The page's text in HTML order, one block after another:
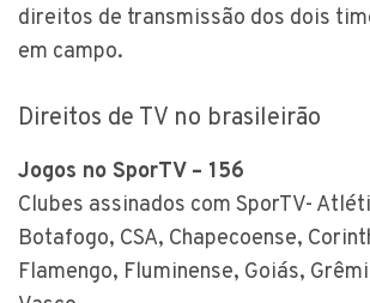
direitos de transmissão dos dois
em campo.
Direitos de TV no brasileirão
Jogos no SporTV – 156
Clubes assinados com SporTV-
Botafogo, CSA, Chapecoense,
Flamengo, Fluminense, Goiás,